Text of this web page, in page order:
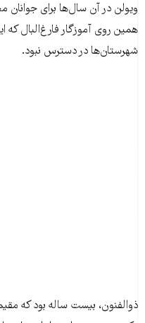
ویولن در آن سال‌ها برای جوانان
همین روی آموزگار فارغ‌البال که
شهرستان‌ها در دسترس نبود.
ذوالفنون، بیست ساله بود که